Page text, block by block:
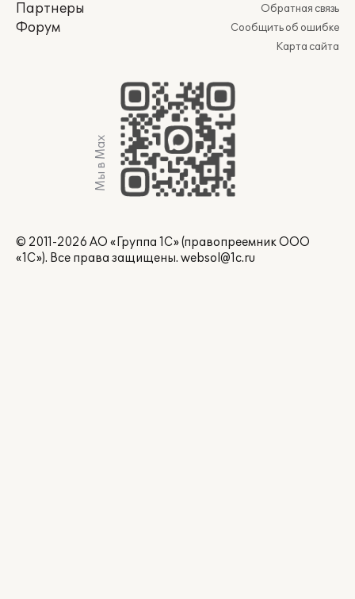
Партнеры
Форум
Обратная связь
Сообщить об ошибке
Карта сайта
Мы в Max
© 2011-2026 АО «Группа 1С» (правопреемник ООО
«1С»). Все права защищены. websol@1c.ru